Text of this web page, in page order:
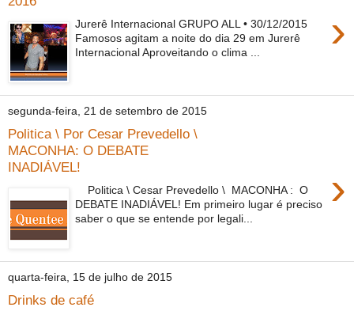
›
Jurerê Internacional GRUPO ALL • 30/12/2015
Famosos agitam a noite do dia 29 em Jurerê
Internacional Aproveitando o clima ...
segunda-feira, 21 de setembro de 2015
Politica \ Por Cesar Prevedello \
MACONHA: O DEBATE
INADIÁVEL!
›
Politica \ Cesar Prevedello \ MACONHA : O
DEBATE INADIÁVEL! Em primeiro lugar é preciso
saber o que se entende por legali...
quarta-feira, 15 de julho de 2015
Drinks de café